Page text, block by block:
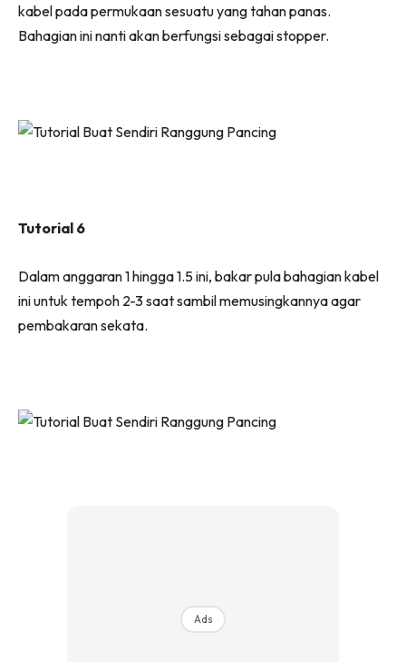
kabel pada permukaan sesuatu yang tahan panas.
Bahagian ini nanti akan berfungsi sebagai stopper.
Tutorial 6
Dalam anggaran 1 hingga 1.5 ini, bakar pula bahagian kabel
ini untuk tempoh 2-3 saat sambil memusingkannya agar
pembakaran sekata.
Ads